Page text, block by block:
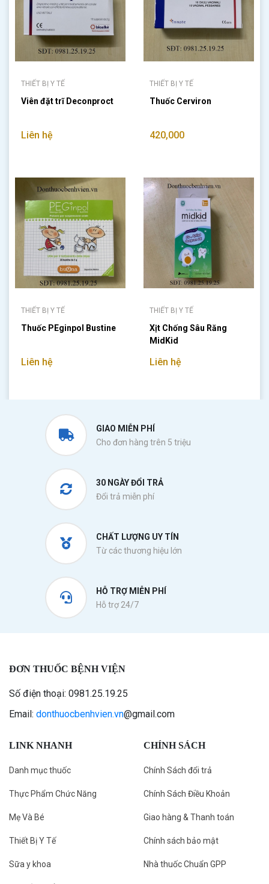
THIẾT BỊ Y TẾ
Viên đặt trĩ Deconproct
Liên hệ
THIẾT BỊ Y TẾ
Thuốc Cerviron
420,000
THIẾT BỊ Y TẾ
Thuốc PEginpol Bustine
Liên hệ
THIẾT BỊ Y TẾ
Xịt Chống Sâu Răng
MidKid
Liên hệ
GIAO MIỄN PHÍ
Cho đơn hàng trên 5 triệu
30 NGÀY ĐỔI TRẢ
Đổi trả miễn phí
CHẤT LƯỢNG UY TÍN
Từ các thương hiệu lớn
HỖ TRỢ MIỄN PHÍ
Hỗ trợ 24/7
ĐƠN THUỐC BỆNH VIỆN
Số điện thoại: 0981.25.19.25
Email: donthuocbenhvien.vn@gmail.com
LINK NHANH
Danh mục thuốc
Thực Phẩm Chức Năng
Mẹ Và Bé
Thiết Bị Y Tế
Sữa y khoa
CHÍNH SÁCH
Chính Sách đổi trả
Chính Sách Điều Khoản
Giao hàng & Thanh toán
Chính sách bảo mật
Nhà thuốc Chuẩn GPP